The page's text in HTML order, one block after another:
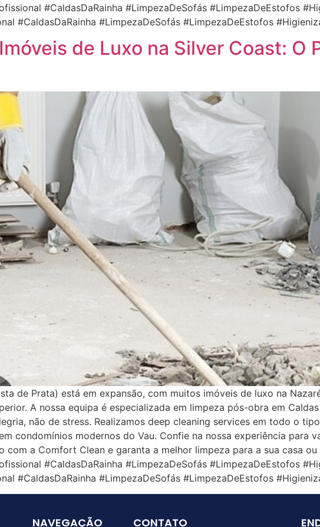
#CaldasDaRainha #LimpezaDeSofás #LimpezaDeEstofos
#CaldasDaRainha #LimpezaDeSofás #LimpezaDeEstofos
de Luxo na Silver Coast: O
de Prata) está em expansão, com muitos imóveis de luxo na
A nossa equipa é especializada em limpeza pós-obra em
não de stress. Realizamos deep cleaning services em todo o
condomínios modernos do Vau. Confie na nossa experiência para
a Comfort Clean e garanta a melhor limpeza para a sua casa
#CaldasDaRainha #LimpezaDeSofás #LimpezaDeEstofos
#CaldasDaRainha #LimpezaDeSofás #LimpezaDeEstofos
NAVEGAÇÃO CONTATO